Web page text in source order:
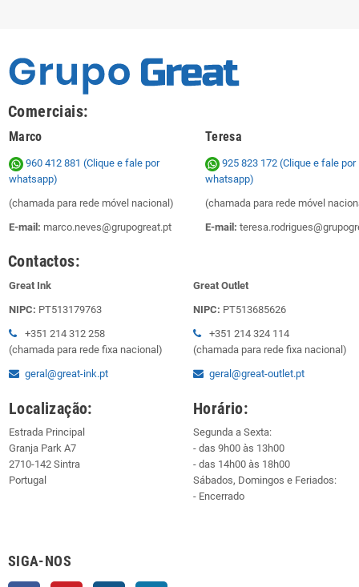
Comerciais:
Marco Teresa
960 412 881 (Clique e fale por
whatsapp)
(chamada para rede móvel nacional)
E-mail: marco.neves@grupogreat.pt
925 823 172 (Clique e fale por
whatsapp)
(chamada para rede móvel
E-mail:
Contactos:
Great Ink
NIPC: PT513179763
+351 214 312 258
(chamada para rede fixa nacional)
geral@great-ink.pt
Great Outlet
NIPC: PT513685626
+351 214 324 114
(chamada para rede fixa nacional)
geral@great-outlet.pt
Localização:
Estrada Principal
Granja Park A7
2710-142 Sintra
Portugal
Horário:
Segunda a Sexta:
- das 9h00 às 13h00
- das 14h00 às 18h00
Sábados, Domingos e Feriados:
- Encerrado
SIGA-NOS